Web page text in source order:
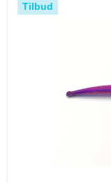
Tilbud